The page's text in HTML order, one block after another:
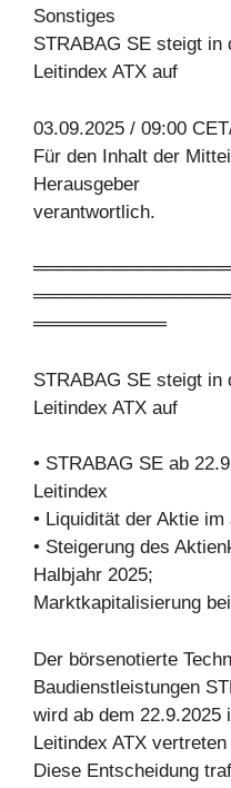
Sonstiges
STRABAG SE steigt in
Leitindex ATX auf
03.09.2025 / 09:00
Für den Inhalt der
Herausgeber
verantwortlich.
══════════
STRABAG SE steigt in
Leitindex ATX auf
• STRABAG SE ab
Leitindex
• Liquidität der Aktie
• Steigerung des
Halbjahr 2025;
Marktkapitalisierung
Der börsenotierte
Baudienstleistungen
wird ab dem 22.9.2025
Leitindex ATX
Diese Entscheidung